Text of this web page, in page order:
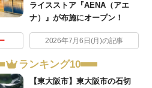
ライスストア『AENA（アエ
ナ）』が布施にオープン！
2026年7月6日(月)の記事
ランキング10
【東大阪市】東大阪市の石切